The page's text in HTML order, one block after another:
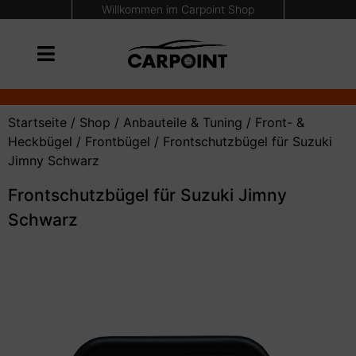
Willkommen im Carpoint Shop
Startseite / Shop / Anbauteile & Tuning / Front- &
Heckbügel / Frontbügel / Frontschutzbügel für Suzuki
Jimny Schwarz
Frontschutzbügel für Suzuki Jimny
Schwarz